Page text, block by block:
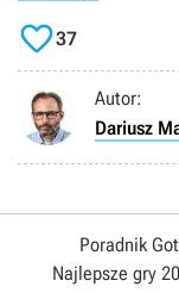
37
Autor:
Dariusz
Poradnik
Najlepsze gry